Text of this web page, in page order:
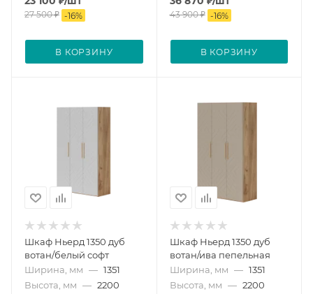
27 500₽ -16%
В КОРЗИНУ
43 900₽ -16%
В КОРЗИНУ
Шкаф Ньерд 1350 дуб
вотан/белый софт
Ширина, мм — 1351
Высота, мм — 2200
Шкаф Ньерд 1350 дуб
вотан/ива пепельная
Ширина, мм — 1351
Высота, мм — 2200